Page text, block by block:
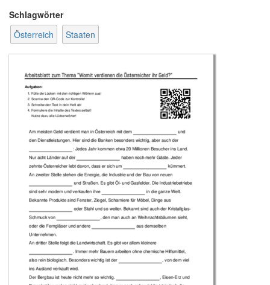
Schlagwörter
Österreich
Staaten